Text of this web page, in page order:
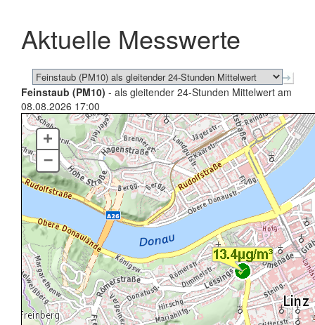
schließen
Aktuelle Messwerte
Feinstaub (PM10) - als gleitender 24-Stunden Mittelwert am
08.08.2026 17:00
+
–